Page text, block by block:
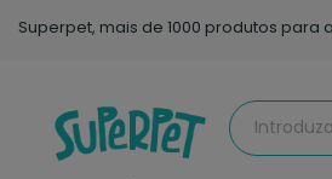
Superpet, mais de 1000 produtos para